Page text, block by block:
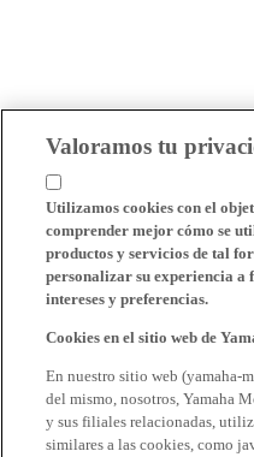
Valoramos tu
Utilizamos cookies con el
comprender mejor cómo se
productos y servicios de tal
personalizar su experiencia a
intereses y preferencias.
Cookies en el sitio web de
En nuestro sitio web (yamaha-
del mismo, nosotros, Yamaha
y sus filiales relacionadas,
similares a las cookies, como